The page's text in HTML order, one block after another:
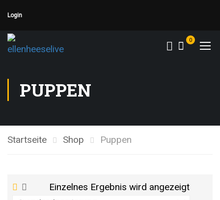
Login
0
PUPPEN
Startseite Shop Puppen
Einzelnes Ergebnis wird angezeigt